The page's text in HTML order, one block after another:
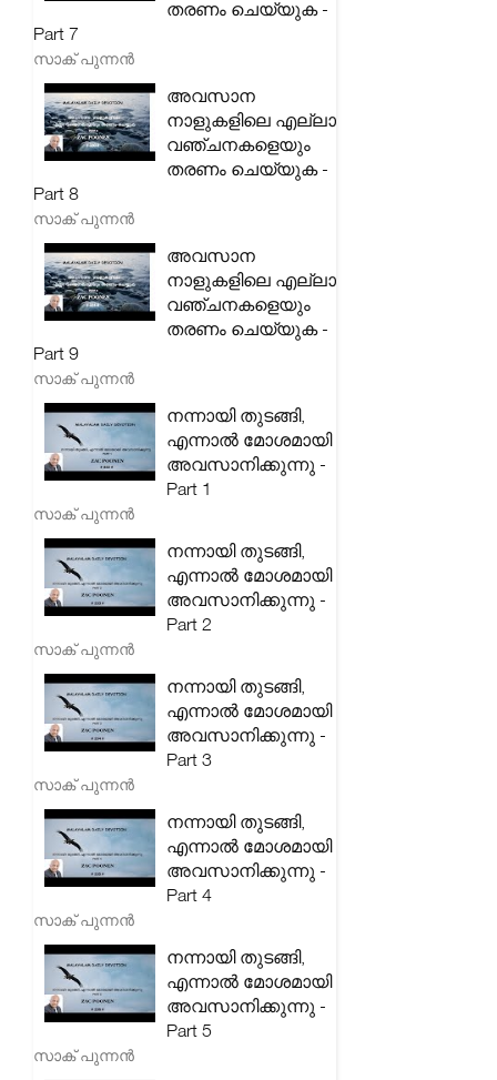
തരണം ചെയ്യുക -
Part 7
സാക് പുന്നൻ
അവസാന
നാളുകളിലെ എല്ലാ
വഞ്ചനകളെയും
തരണം ചെയ്യുക -
Part 8
സാക് പുന്നൻ
അവസാന
നാളുകളിലെ എല്ലാ
വഞ്ചനകളെയും
തരണം ചെയ്യുക -
Part 9
സാക് പുന്നൻ
നന്നായി തുടങ്ങി,
എന്നാൽ മോശമായി
അവസാനിക്കുന്നു -
Part 1
സാക് പുന്നൻ
നന്നായി തുടങ്ങി,
എന്നാൽ മോശമായി
അവസാനിക്കുന്നു -
Part 2
സാക് പുന്നൻ
നന്നായി തുടങ്ങി,
എന്നാൽ മോശമായി
അവസാനിക്കുന്നു -
Part 3
സാക് പുന്നൻ
നന്നായി തുടങ്ങി,
എന്നാൽ മോശമായി
അവസാനിക്കുന്നു -
Part 4
സാക് പുന്നൻ
നന്നായി തുടങ്ങി,
എന്നാൽ മോശമായി
അവസാനിക്കുന്നു -
Part 5
സാക് പുന്നൻ